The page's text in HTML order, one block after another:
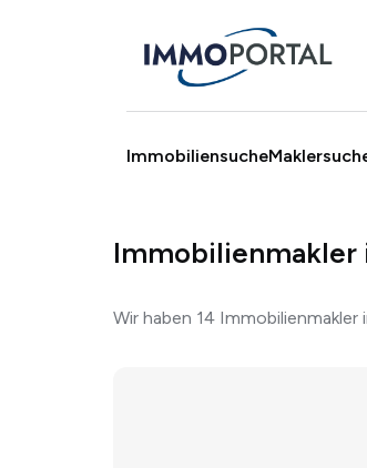
Immobiliensuche
Immobilienmakler
Wir haben 14